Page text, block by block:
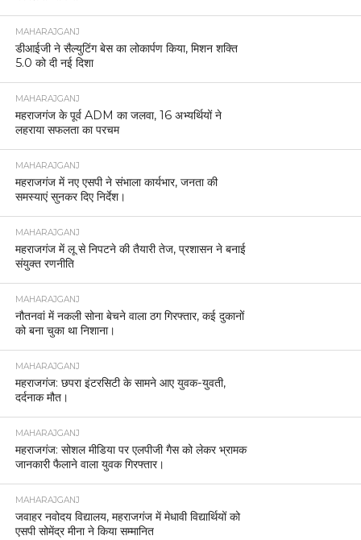
MAHARAJGANJ
डीआईजी ने सैल्युटिंग बेस का लोकार्पण किया, मिशन शक्ति
5.0 को दी नई दिशा
MAHARAJGANJ
महराजगंज के पूर्व ADM का जलवा, 16 अभ्यर्थियों ने
लहराया सफलता का परचम
MAHARAJGANJ
महराजगंज में नए एसपी ने संभाला कार्यभार, जनता की
समस्याएं सुनकर दिए निर्देश।
MAHARAJGANJ
महराजगंज में लू से निपटने की तैयारी तेज, प्रशासन ने बनाई
संयुक्त रणनीति
MAHARAJGANJ
नौतनवां में नकली सोना बेचने वाला ठग गिरफ्तार, कई दुकानों
को बना चुका था निशाना।
MAHARAJGANJ
महराजगंज: छपरा इंटरसिटी के सामने आए युवक-युवती,
दर्दनाक मौत।
MAHARAJGANJ
महराजगंज: सोशल मीडिया पर एलपीजी गैस को लेकर भ्रामक
जानकारी फैलाने वाला युवक गिरफ्तार।
MAHARAJGANJ
जवाहर नवोदय विद्यालय, महराजगंज में मेधावी विद्यार्थियों को
एसपी सोमेंद्र मीना ने किया सम्मानित